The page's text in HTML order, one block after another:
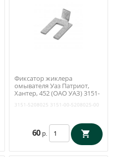
Фиксатор жиклера
омывателя Уаз Патриот,
Хантер, 452 (ОАО УАЗ) 3151-
3151-5208025 3151-00-5208025-00
60 р.